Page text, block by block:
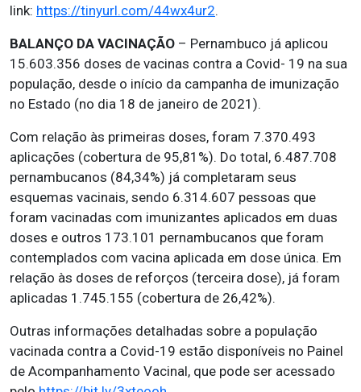
link: https://tinyurl.com/44wx4ur2.
BALANÇO DA VACINAÇÃO – Pernambuco já aplicou
15.603.356 doses de vacinas contra a Covid- 19 na sua
população, desde o início da campanha de imunização
no Estado (no dia 18 de janeiro de 2021).
Com relação às primeiras doses, foram 7.370.493
aplicações (cobertura de 95,81%). Do total, 6.487.708
pernambucanos (84,34%) já completaram seus
esquemas vacinais, sendo 6.314.607 pessoas que
foram vacinadas com imunizantes aplicados em duas
doses e outros 173.101 pernambucanos que foram
contemplados com vacina aplicada em dose única. Em
relação às doses de reforços (terceira dose), já foram
aplicadas 1.745.155 (cobertura de 26,42%).
Outras informações detalhadas sobre a população
vacinada contra a Covid-19 estão disponíveis no Painel
de Acompanhamento Vacinal, que pode ser acessado